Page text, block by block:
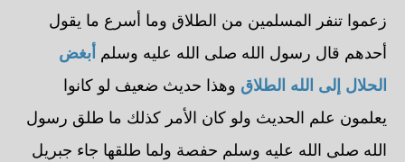
زعموا تنفر المسلمين من الطلاق وما أسرع ما يقول
أحدهم قال رسول الله صلى الله عليه وسلم أبغض
الحلال إلى الله الطلاق وهذا حديث ضعيف لو كانوا
يعلمون علم الحديث ولو كان الأمر كذلك ما طلق رسول
الله صلى الله عليه وسلم حفصة ولما طلقها جاء جبريل